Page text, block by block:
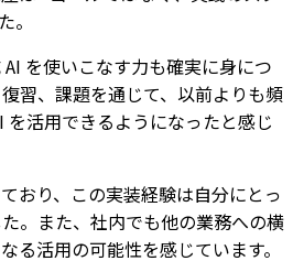
。
を使いこなす力も確実に身につ
習、課題を通じて、以前よりも頻
を活用できるようになったと感じ
おり、この実装経験は自分にとっ
。また、社内でも他の業務への横
る活用の可能性を感じています。